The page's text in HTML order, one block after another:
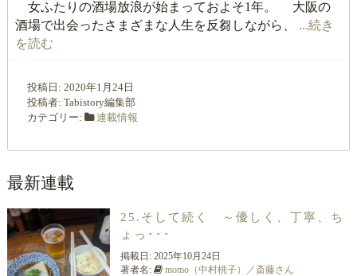
女ふたりの酒場放浪が始まっておよそ1年。 大阪の
酒場で出会ったさまざまな人生を反芻しながら、 ...続き
を読む
投稿日: 2020年1月24日
投稿者: Tabistory編集部
カテゴリー:
連載情報
最新連載
25.そして続く ～優しく、丁寧、ち
ょっ･･･
掲載日: 2025年10月24日
著者名:
momo（中村桃子）／斎藤さん